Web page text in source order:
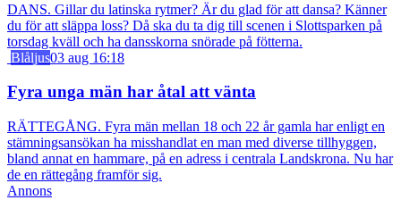
DANS. Gillar du latinska rytmer? Är du glad för att dansa? Känner
du för att släppa loss? Då ska du ta dig till scenen i Slottsparken på
torsdag kväll och ha dansskorna snörade på fötterna.
Blåljus03 aug 16:18
Fyra unga män har åtal att vänta
RÄTTEGÅNG. Fyra män mellan 18 och 22 år gamla har enligt en
stämningsansökan ha misshandlat en man med diverse tillhyggen,
bland annat en hammare, på en adress i centrala Landskrona. Nu har
de en rättegång framför sig.
Annons